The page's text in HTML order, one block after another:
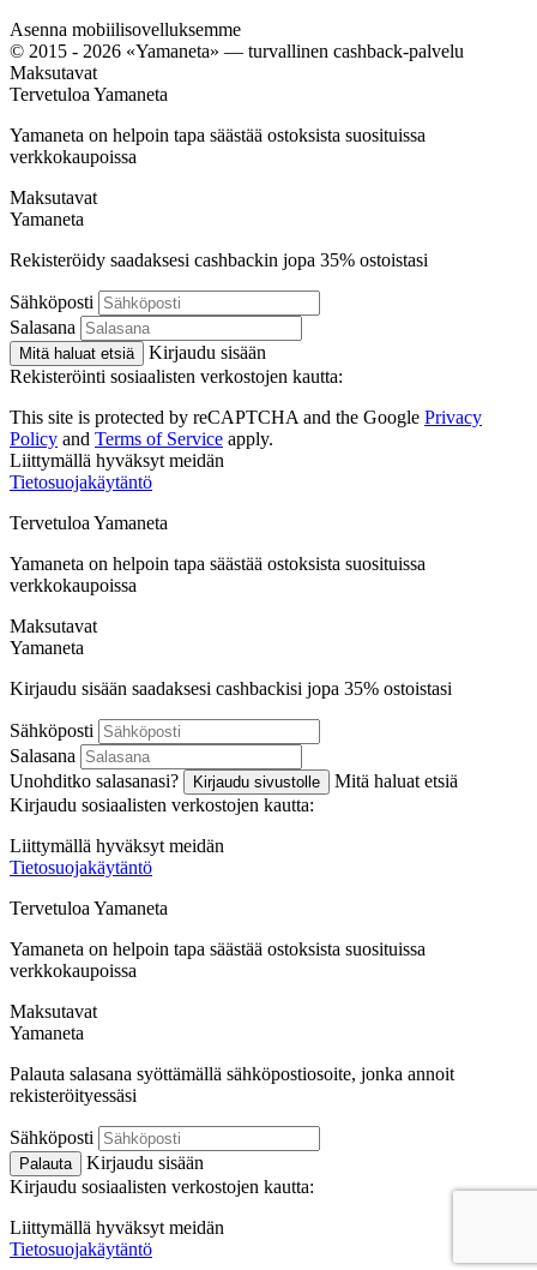
Asenna mobiilisovelluksemme
© 2015 - 2026 «Yamaneta» — turvallinen cashback-palvelu
Maksutavat
Tervetuloa Yamaneta
Yamaneta on helpoin tapa säästää ostoksista suosituissa
verkkokaupoissa
Maksutavat
Yamaneta
Rekisteröidy saadaksesi cashbackin jopa 35% ostoistasi
Sähköposti
Salasana
Mitä haluat etsiä
Kirjaudu sisään
Rekisteröinti sosiaalisten verkostojen kautta:
This site is protected by reCAPTCHA and the Google Privacy
Policy and Terms of Service apply.
Liittymällä hyväksyt meidän
Tietosuojakäytäntö
Tervetuloa Yamaneta
Yamaneta on helpoin tapa säästää ostoksista suosituissa
verkkokaupoissa
Maksutavat
Yamaneta
Kirjaudu sisään saadaksesi cashbackisi jopa 35% ostoistasi
Sähköposti
Salasana
Unohditko salasanasi?
Kirjaudu sivustolle
Mitä haluat etsiä
Kirjaudu sosiaalisten verkostojen kautta:
Liittymällä hyväksyt meidän
Tietosuojakäytäntö
Tervetuloa Yamaneta
Yamaneta on helpoin tapa säästää ostoksista suosituissa
verkkokaupoissa
Maksutavat
Yamaneta
Palauta salasana syöttämällä sähköpostiosoite, jonka annoit
rekisteröityessäsi
Sähköposti
Palauta
Kirjaudu sisään
Kirjaudu sosiaalisten verkostojen kautta:
Liittymällä hyväksyt meidän
Tietosuojakäytäntö